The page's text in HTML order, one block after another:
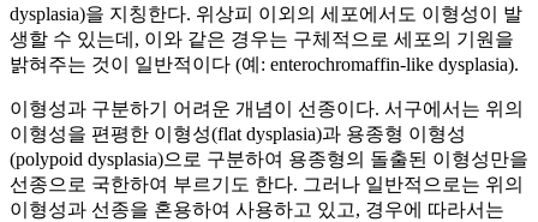
dysplasia)을 지칭한다. 위상피 이외의 세포에서도 이형성이 발
생할 수 있는데, 이와 같은 경우는 구체적으로 세포의 기원을
밝혀주는 것이 일반적이다 (예: enterochromaffin-like dysplasia).
이형성과 구분하기 어려운 개념이 선종이다. 서구에서는 위의
이형성을 편평한 이형성(flat dysplasia)과 용종형 이형성
(polypoid dysplasia)으로 구분하여 용종형의 돌출된 이형성만을
선종으로 국한하여 부르기도 한다. 그러나 일반적으로는 위의
이형성과 선종을 혼용하여 사용하고 있고, 경우에 따라서는